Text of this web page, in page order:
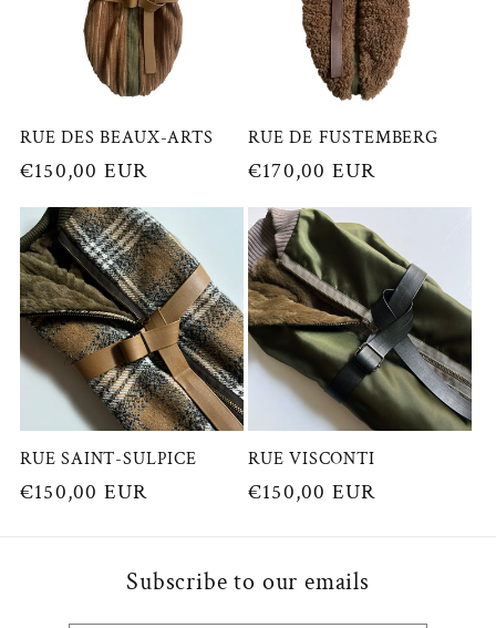
RUE DES BEAUX-ARTS
Prix
habituel
€150,00 EUR
RUE DE FUSTEMBERG
Prix
habituel
€170,00 EUR
RUE SAINT-SULPICE
Prix
€150,00 EUR
RUE VISCONTI
Prix
€150,00 EUR
Subscribe to our emails